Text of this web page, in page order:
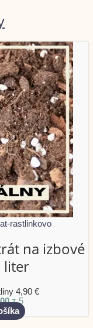
na izbové
liter
4,90 €
z 5